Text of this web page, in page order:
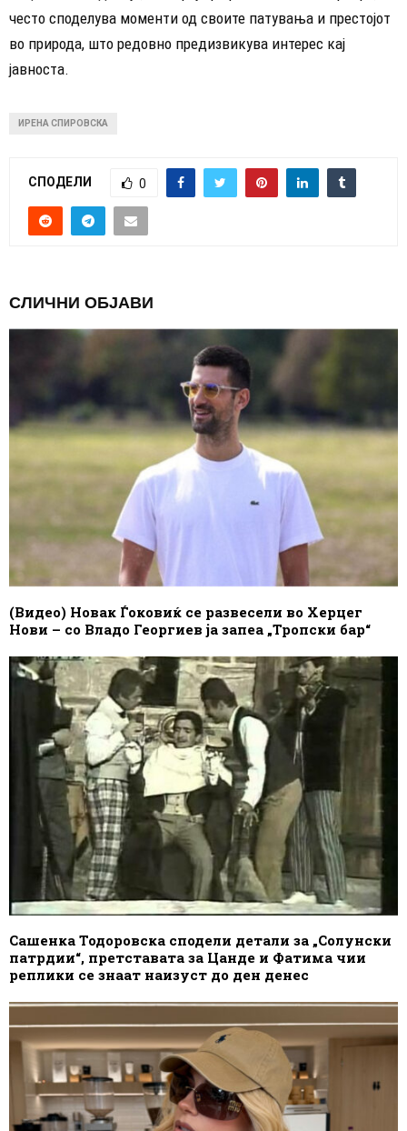
често споделува моменти од своите патувања и престојот
во природа, што редовно предизвикува интерес кај
јавноста.
ИРЕНА СПИРОВСКА
СПОДЕЛИ 0
СЛИЧНИ ОБЈАВИ
(Видео) Новак Ѓоковиќ се развесели во Херцег
Нови – со Владо Георгиев ја запеа „Тропски бар“
Сашенка Тодоровска сподели детали за „Солунски
патрдии“, претставата за Цанде и Фатима чии
реплики се знаат наизуст до ден денес